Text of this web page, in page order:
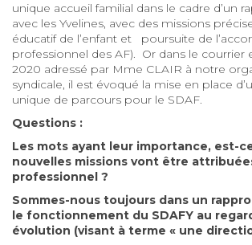
unique accueil familial dans le cadre d’un
avec les Yvelines, avec des missions
éducatif de l’enfant et poursuite de
professionnel des AF). Or dans le courrier
2020 adressé par Mme CLAIR à notre
syndicale, il est évoqué la mise en place
unique de parcours pour le SDAF.
Questions :
Les mots ayant leur importance, est-
nouvelles missions vont être
professionnel ?
Sommes-nous toujours dans un
le fonctionnement du SDAFY au
évolution (visant à terme « une